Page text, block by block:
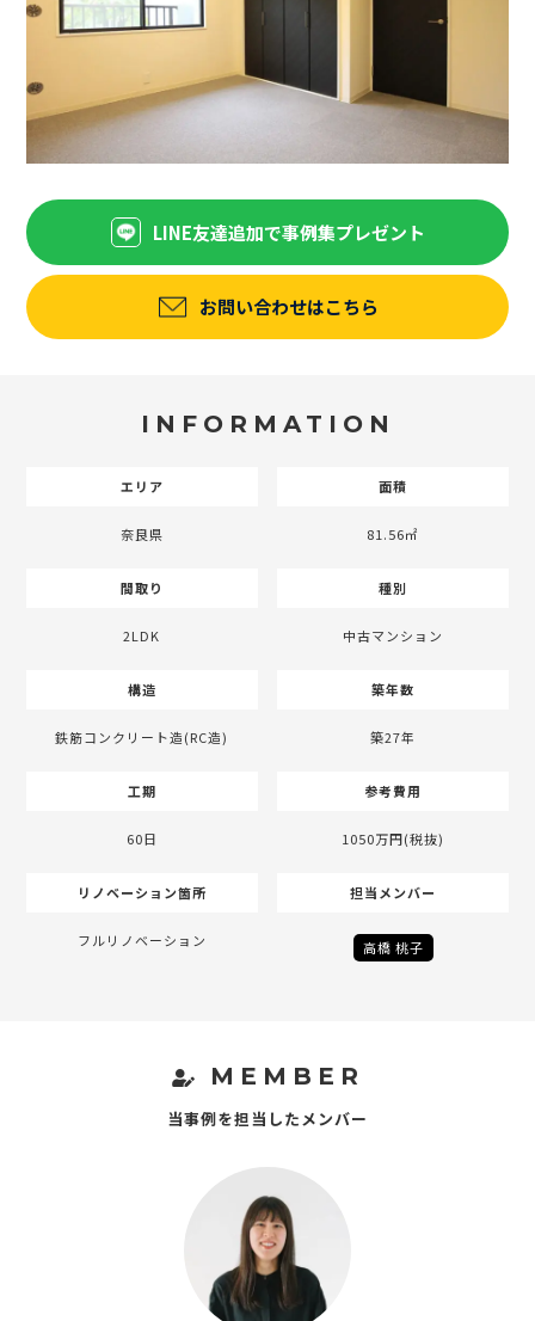
LINE友達追加で事例集プレゼント
お問い合わせはこちら
INFORMATION
エリア
奈良県
面積
81.56㎡
間取り
2LDK
種別
中古マンション
構造
鉄筋コンクリート造(RC造)
築年数
築27年
工期
60日
参考費用
1050万円(税抜)
リノベーション箇所
フルリノベーション
担当メンバー
高橋 桃子
MEMBER
当事例を担当したメンバー